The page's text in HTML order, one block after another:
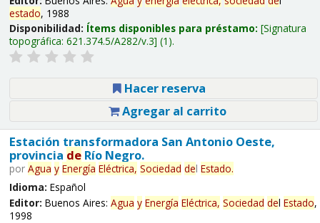
estado, 1988
Disponibilidad: Ítems disponibles para préstamo: Signatura
topográfica: 621.374.5/A282/v.3 (1).
Hacer reserva
Agregar al carrito
Estación transformadora San Antonio Oeste,
provincia deRío Negro.
por Agua y Energía Eléctrica, Sociedad del Estado.
Idioma: Español
Editor: Buenos Aires: Agua y Energía Eléctrica, Sociedad del Estado,
1998